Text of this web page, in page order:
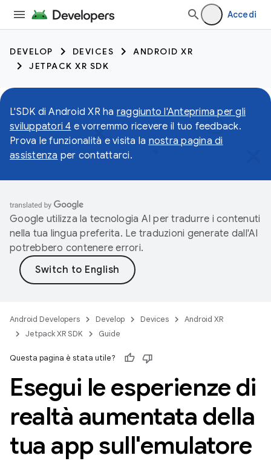
Accedi
DEVELOP DEVICES
ANDROID XR
JETPACK XR SDK
L'SDK di Android XR ha raggiunto l'Anteprima per gli
sviluppatori 4 e vorremmo ricevere il tuo feedback.
Prova le funzionalità e visita la nostra pagina di
assistenza per contattarci.
Google utilizza la tecnologia AI per tradurre i contenuti
nella tua lingua preferita. Le traduzioni generate dall'AI
potrebbero contenere errori.
Android Developers Develop Devices
Android XR
Jetpack XR SDK
Guide
Questa pagina è stata utile?
Esegui le esperienze di
realtà aumentata della
tua app sull'emulatore